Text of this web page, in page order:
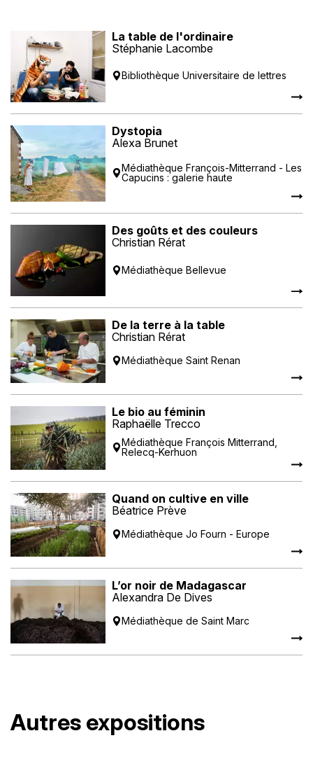
La table de l'ordinaire
Stéphanie Lacombe
Bibliothèque Universitaire de lettres
Dystopia
Alexa Brunet
Médiathèque François-Mitterrand - Les
Capucins : galerie haute
Des goûts et des couleurs
Christian Rérat
Médiathèque Bellevue
De la terre à la table
Christian Rérat
Médiathèque Saint Renan
Le bio au féminin
Raphaëlle Trecco
Médiathèque François Mitterrand,
Relecq-Kerhuon
Quand on cultive en ville
Béatrice Prève
Médiathèque Jo Fourn - Europe
L’or noir de Madagascar
Alexandra De Dives
Médiathèque de Saint Marc
Autres expositions